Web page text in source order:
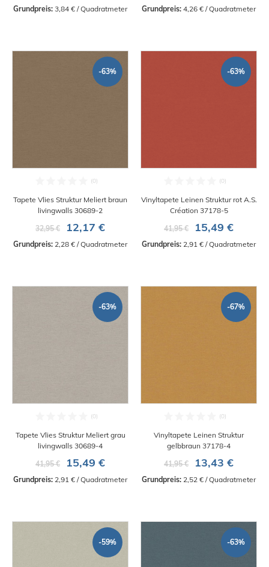
Grundpreis: 3,84 € / Quadratmeter Grundpreis: 4,26 € / Quadratmeter
-63%
Tapete Vlies Struktur Meliert braun
livingwalls 30689-2
32,95 €
12,17 €
Grundpreis: 2,28 € / Quadratmeter
-63%
Vinyltapete Leinen Struktur rot A.S.
Création 37178-5
41,95 €
15,49 €
Grundpreis: 2,91 € / Quadratmeter
-63%
Tapete Vlies Struktur Meliert grau
livingwalls 30689-4
41,95 €
15,49 €
Grundpreis: 2,91 € / Quadratmeter
-67%
Vinyltapete Leinen Struktur
gelbbraun 37178-4
41,95 €
13,43 €
Grundpreis: 2,52 € / Quadratmeter
-59% -63%